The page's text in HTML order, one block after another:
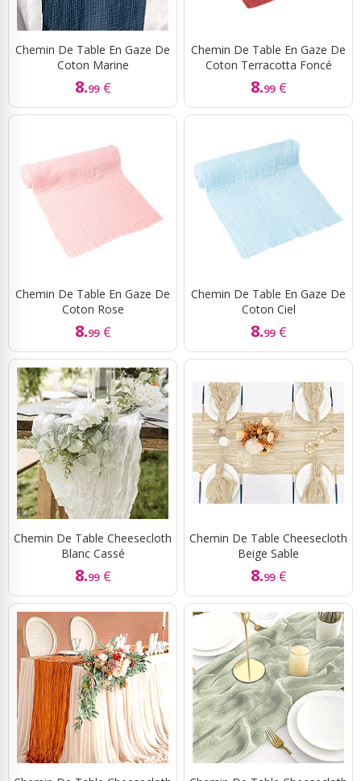
Chemin De Table En Gaze De
Coton Marine
8.99 €
Chemin De Table En Gaze De
Coton Terracotta Foncé
8.99 €
Chemin De Table En Gaze De
Coton Rose
8.99 €
Chemin De Table En Gaze De
Coton Ciel
8.99 €
Chemin De Table Cheesecloth
Blanc Cassé
8.99 €
Chemin De Table Cheesecloth
Beige Sable
8.99 €